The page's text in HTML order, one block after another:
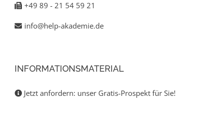
+49 89 - 21 54 59 21
info@help-akademie.de
INFORMATIONSMATERIAL
Jetzt anfordern: unser Gratis-Prospekt für Sie!